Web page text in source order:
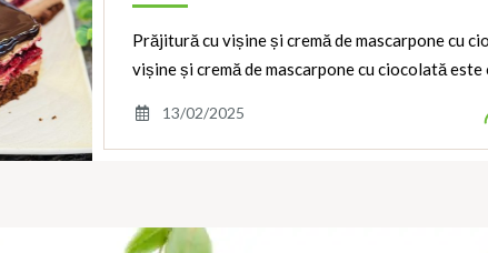
Prăjitură cu vișine și cremă de mascarpone cu
vișine și cremă de mascarpone cu ciocolată este
13/02/2025